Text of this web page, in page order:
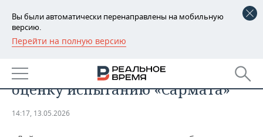
Вы были автоматически перенаправлены на мобильную
версию.
Перейти на полную версию
РЕГИОНЫ
БАШКОРТОСТАН
ТАТАРСТАН
НОВОСТИ
АНАЛИТИКА
Песков: Путин дал высокую
оценку испытанию «Сармата»
14:17, 13.05.2026